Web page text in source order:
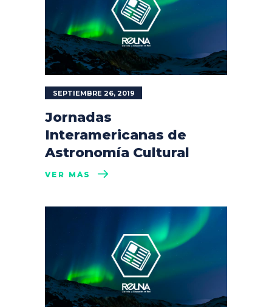
SEPTIEMBRE 26, 2019
Jornadas
Interamericanas de
Astronomía Cultural
VER MÁS